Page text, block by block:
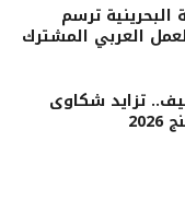
ترسم
العربي المشترك
تزايد شكاوى